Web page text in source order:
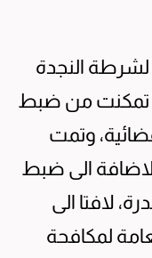
لشرطة النجدة
تمكنت من ضبط
وتمت
الى ضبط
لافتا الى
لمكافحة